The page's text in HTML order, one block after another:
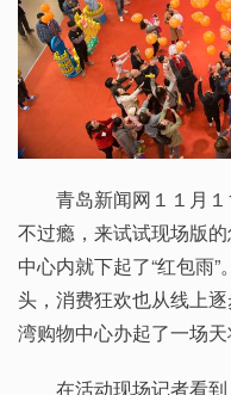
青岛新闻网１１月
不过瘾，来试试现场版
中心内就下起了“红包雨
头，消费狂欢也从线上
湾购物中心办起了一场
在活动现场记者看